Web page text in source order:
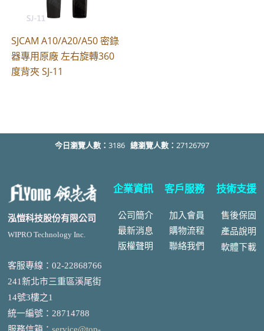
SJCAM A10/A20/A50 密錄
器專用原廠 左右旋轉360
度背夾 SJ-11
今日瀏覽人數： 3186 總瀏覽人數： 27126797
泓愷科技股份有限公司
WIPRO Technology Inc.
客服專線：02-22868766
241新北市三重區溪尾街
14號3樓之1
統一編號 ： 28714788
企業資訊
公司簡介
最新消息
版權聲明
客戶服務
加入會員
購物流程
聯絡我們
技術支援
售後保固
產品說明
軟體下載